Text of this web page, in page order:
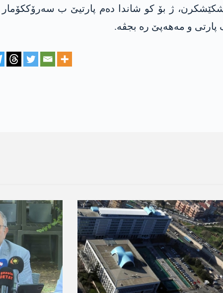
ژ بۆ کو شاندا دەم پارتیێ ب